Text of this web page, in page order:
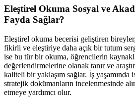
Eleştirel Okuma Sosyal ve
Fayda Sağlar?
Eleştirel okuma becerisi geliştiren
fikirli ve eleştiriye daha açık bir tutum
ise bu tür bir okuma, öğrencilerin
değerlendirmelerine olanak tanır ve
kaliteli bir yaklaşım sağlar. İş yaşamında
stratejik dokümanların incelenmesinde
etmeye yardımcı olur.